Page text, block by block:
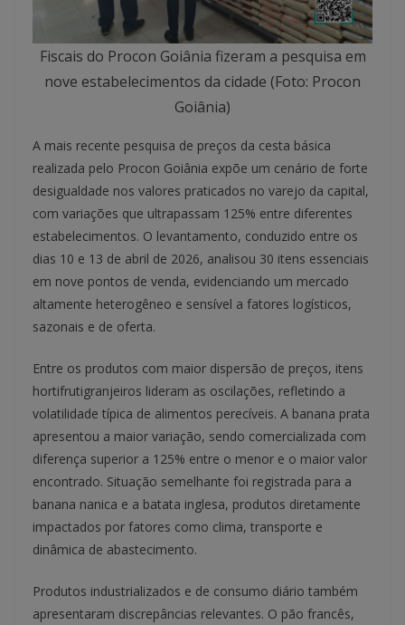
Fiscais do Procon Goiânia fizeram a pesquisa em
nove estabelecimentos da cidade (Foto: Procon
Goiânia)
A mais recente pesquisa de preços da cesta básica
realizada pelo Procon Goiânia expõe um cenário de forte
desigualdade nos valores praticados no varejo da capital,
com variações que ultrapassam 125% entre diferentes
estabelecimentos. O levantamento, conduzido entre os
dias 10 e 13 de abril de 2026, analisou 30 itens essenciais
em nove pontos de venda, evidenciando um mercado
altamente heterogêneo e sensível a fatores logísticos,
sazonais e de oferta.
Entre os produtos com maior dispersão de preços, itens
hortifrutigranjeiros lideram as oscilações, refletindo a
volatilidade típica de alimentos perecíveis. A banana prata
apresentou a maior variação, sendo comercializada com
diferença superior a 125% entre o menor e o maior valor
encontrado. Situação semelhante foi registrada para a
banana nanica e a batata inglesa, produtos diretamente
impactados por fatores como clima, transporte e
dinâmica de abastecimento.
Produtos industrializados e de consumo diário também
apresentaram discrepâncias relevantes. O pão francês,